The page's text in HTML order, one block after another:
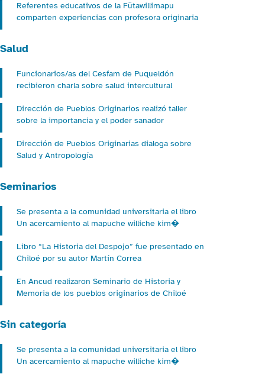
Referentes educativos de la Fütawillimapu
comparten experiencias con profesora originaria
Salud
Funcionarios/as del Cesfam de Puqueldón
recibieron charla sobre salud intercultural
Dirección de Pueblos Originarios realizó taller
sobre la importancia y el poder sanador
Dirección de Pueblos Originarias dialoga sobre
Salud y Antropología
Seminarios
Se presenta a la comunidad universitaria el libro
Un acercamiento al mapuche williche kim�
Libro “La Historia del Despojo” fue presentado en
Chiloé por su autor Martín Correa
En Ancud realizaron Seminario de Historia y
Memoria de los pueblos originarios de Chiloé
Sin categoría
Se presenta a la comunidad universitaria el libro
Un acercamiento al mapuche williche kim�